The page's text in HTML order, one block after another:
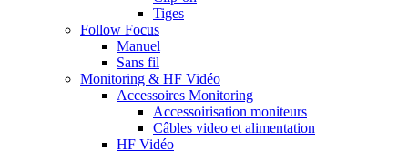
Tiges
Follow Focus
Manuel
Sans fil
Monitoring & HF Vidéo
Accessoires Monitoring
Accessoirisation moniteurs
Câbles video et alimentation
HF Vidéo